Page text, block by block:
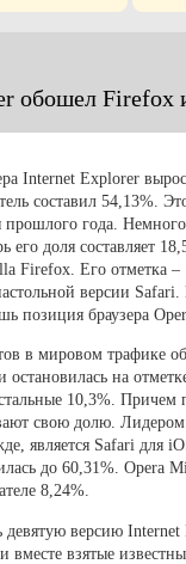
обошел Firefox
Internet Explorer
составил 54,13%.
прошлого года.
его доля составляет
Firefox. Его отметка
версии
позиция браузера
в мировом трафике
остановилась на
10,3%. Причем
свою долю.
является Safari для
до 60,31%. Opera
8,24%.
версию
взятые